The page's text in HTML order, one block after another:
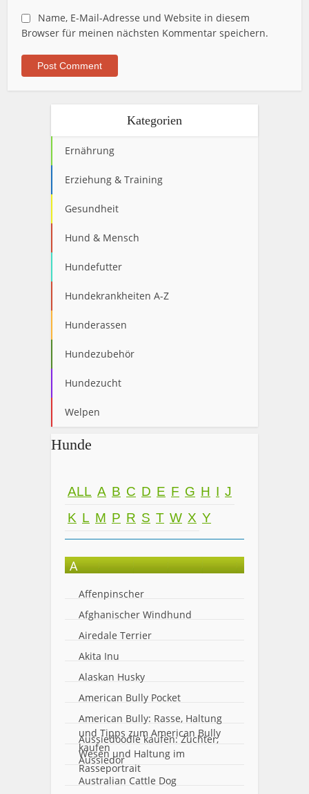
Name, E-Mail-Adresse und Website in diesem
Browser für meinen nächsten Kommentar speichern.
Kategorien
Ernährung
Erziehung & Training
Gesundheit
Hund & Mensch
Hundefutter
Hundekrankheiten A-Z
Hunderassen
Hundezubehör
Hundezucht
Welpen
Hunde
ALL A B C D E F G H I J
K L M P R S T W X Y
A
Affenpinscher
Afghanischer Windhund
Airedale Terrier
Akita Inu
Alaskan Husky
American Bully Pocket
American Bully: Rasse, Haltung
und Tipps zum American Bully
kaufen
Aussiedoodle kaufen: Züchter,
Wesen und Haltung im
Rasseportrait
Aussiedor
Australian Cattle Dog